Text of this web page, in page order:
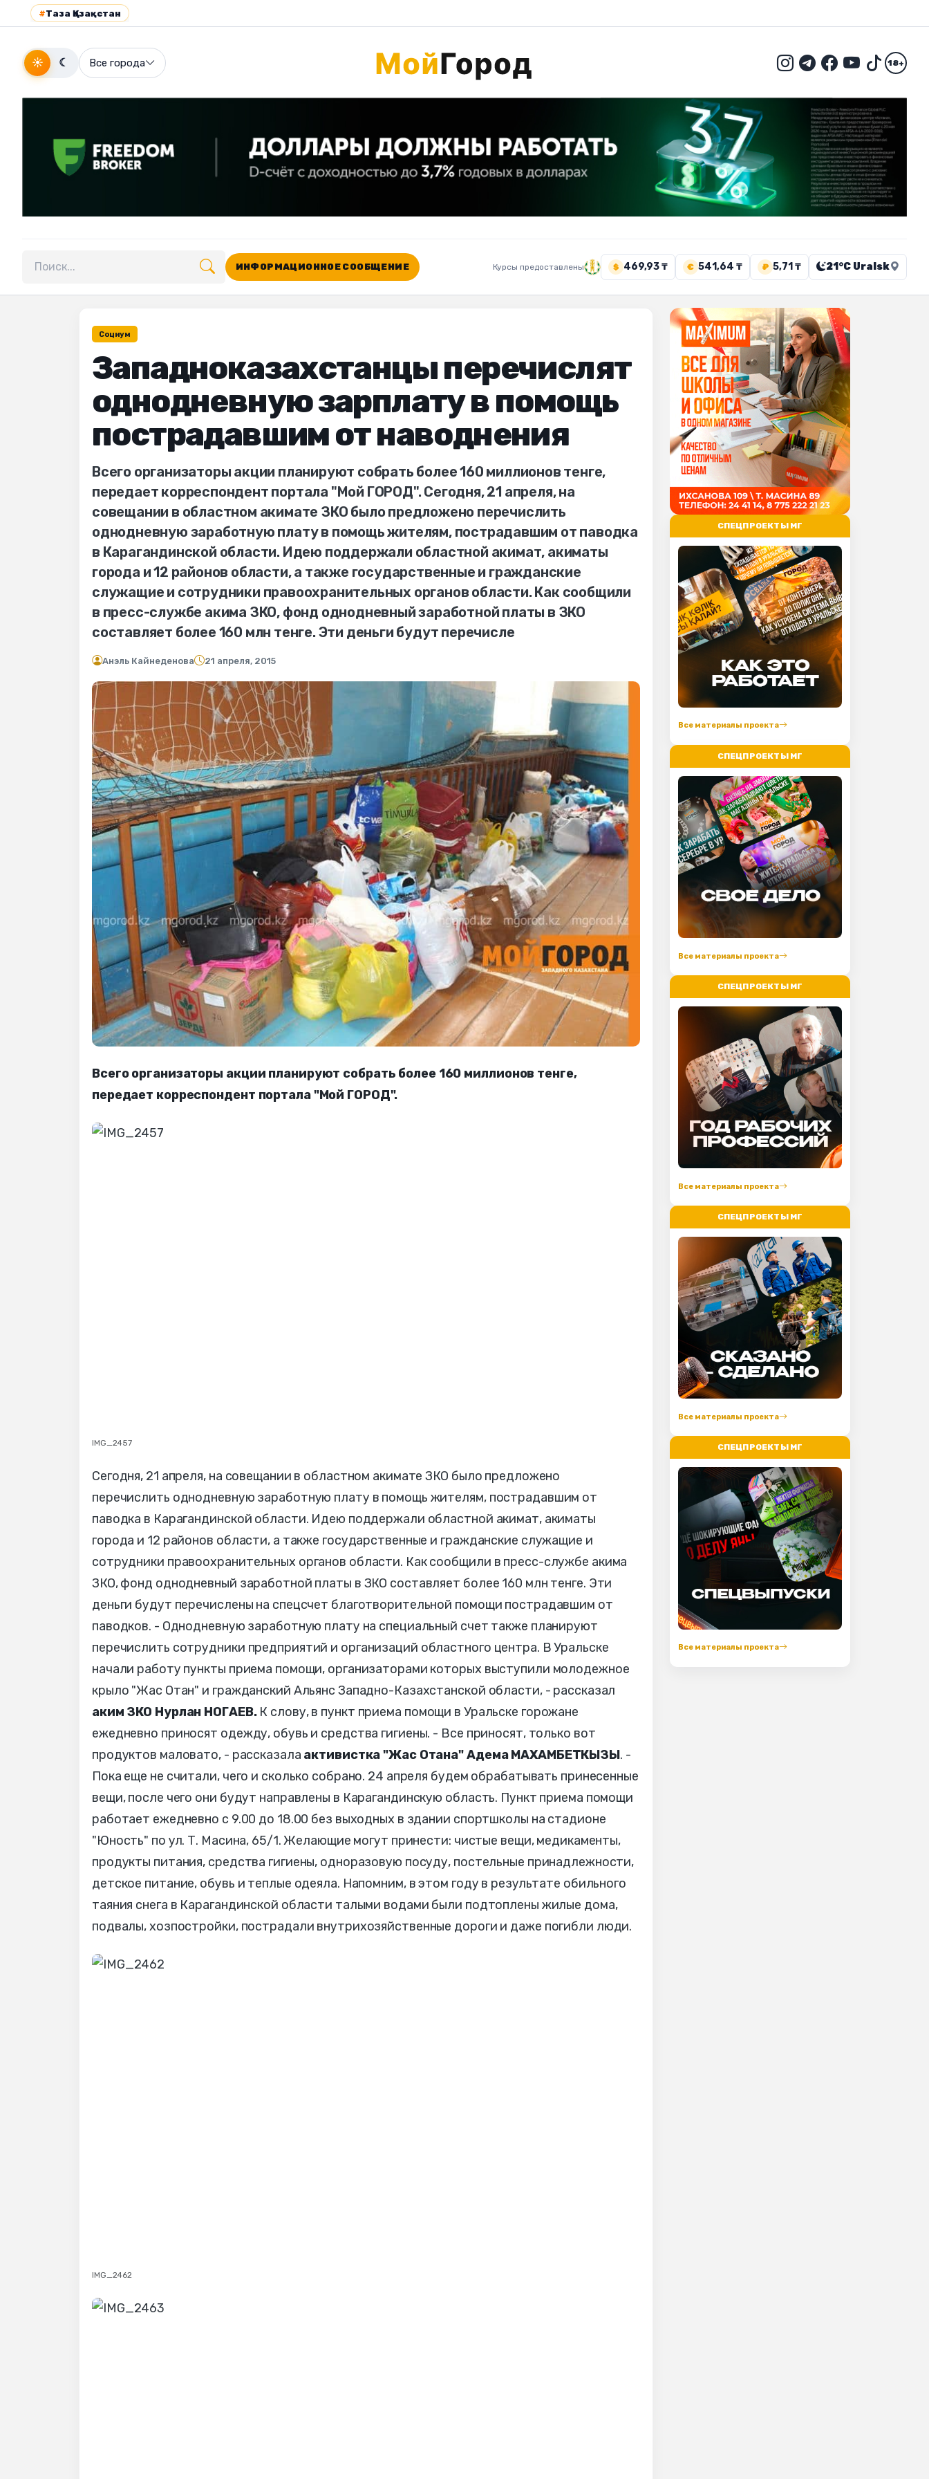
#Таза Қазақстан
☀ ☾ Все города 18+
Поиск по сайту
ИНФОРМАЦИОННОЕ СООБЩЕНИЕ Курсы предоставлены $ 469,93 ₸ € 541,64 ₸ ₽ 5,71 ₸ 21°C Uralsk
Социум
Западноказахстанцы перечислят
однодневную зарплату в помощь
пострадавшим от наводнения
Всего организаторы акции планируют собрать более 160 миллионов тенге,
передает корреспондент портала "Мой ГОРОД". Cегодня, 21 апреля, на
совещании в областном акимате ЗКО было предложено перечислить
однодневную заработную плату в помощь жителям, пострадавшим от паводка
в Карагандинской области. Идею поддержали областной акимат, акиматы
города и 12 районов области, а также государственные и гражданские
служащие и сотрудники правоохранительных органов области. Как сообщили
в пресс-службе акима ЗКО, фонд однодневный заработной платы в ЗКО
составляет более 160 млн тенге. Эти деньги будут перечисле
Анэль Кайнеденова 21 апреля, 2015
Всего организаторы акции планируют собрать более 160 миллионов тенге,
передает корреспондент портала "Мой ГОРОД".
IMG_2457
Cегодня, 21 апреля, на совещании в областном акимате ЗКО было предложено
перечислить однодневную заработную плату в помощь жителям, пострадавшим от
паводка в Карагандинской области. Идею поддержали областной акимат, акиматы
города и 12 районов области, а также государственные и гражданские служащие и
сотрудники правоохранительных органов области. Как сообщили в пресс-службе акима
ЗКО, фонд однодневный заработной платы в ЗКО составляет более 160 млн тенге. Эти
деньги будут перечислены на спецсчет благотворительной помощи пострадавшим от
паводков. - Однодневную заработную плату на специальный счет также планируют
перечислить сотрудники предприятий и организаций областного центра. В Уральске
начали работу пункты приема помощи, организаторами которых выступили молодежное
крыло "Жас Отан" и гражданский Альянс Западно-Казахстанской области, - рассказал
аким ЗКО Нурлан НОГАЕВ.К слову, в пункт приема помощи в Уральске горожане
ежедневно приносят одежду, обувь и средства гигиены. - Все приносят, только вот
продуктов маловато, - рассказала активистка "Жас Отана" Адема МАХАМБЕТКЫЗЫ. -
Пока еще не считали, чего и сколько собрано. 24 апреля будем обрабатывать принесенные
вещи, после чего они будут направлены в Карагандинскую область. Пункт приема помощи
работает ежедневно с 9.00 до 18.00 без выходных в здании спортшколы на стадионе
"Юность" по ул. Т. Масина, 65/1. Желающие могут принести: чистые вещи, медикаменты,
продукты питания, средства гигиены, одноразовую посуду, постельные принадлежности,
детское питание, обувь и теплые одеяла. Напомним, в этом году в результате обильного
таяния снега в Карагандинской области талыми водами были подтоплены жилые дома,
подвалы, хозпостройки, пострадали внутрихозяйственные дороги и даже погибли люди.
IMG_2462
СПЕЦПРОЕКТЫ МГ
Все материалы проекта
СПЕЦПРОЕКТЫ МГ
Все материалы проекта
СПЕЦПРОЕКТЫ МГ
Все материалы проекта
СПЕЦПРОЕКТЫ МГ
Все материалы проекта
СПЕЦПРОЕКТЫ МГ
Все материалы проекта